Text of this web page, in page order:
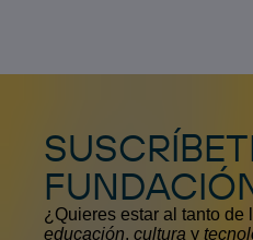
¿Quieres estar al tanto de
educación, cultura y